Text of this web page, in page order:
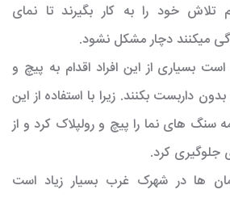
تلاش خود را به کار بگیرند تا نمای
میکنند دچار مشکل نشود.
بسیاری از این افراد اقدام به پیچ و
بدون داربستبکنند. زیرا با استفاده از این
سنگ های نما را پیچ و رولپلاک کرد و از
جلوگیری کرد.
ها در شهرک غرب بسیار زیاد است